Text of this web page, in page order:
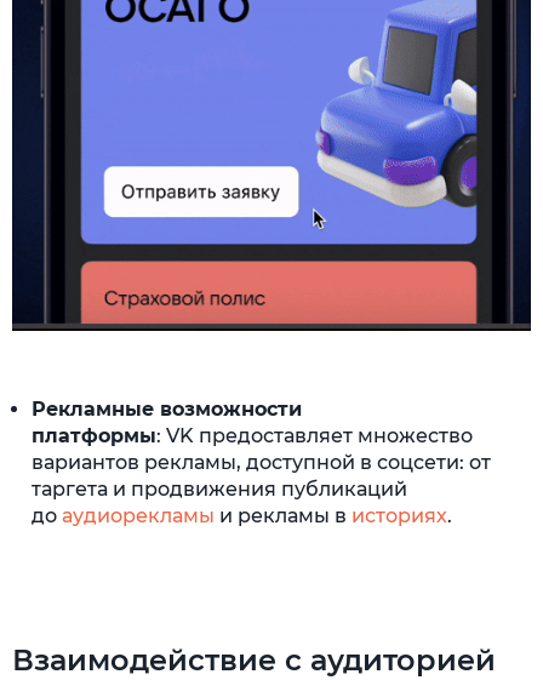
Рекламные возможности
платформы: VK предоставляет множество
вариантов рекламы, доступной в соцсети: от
таргета и продвижения публикаций
до аудиорекламы и рекламы в историях.
Взаимодействие с аудиторией